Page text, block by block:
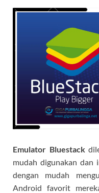
Emulator Bluestack
mudah digunakan dan
dengan mudah
Android favorit